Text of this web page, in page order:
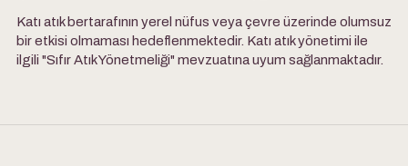
Katı atık bertarafının yerel nüfus veya çevre üzerinde olumsuz
bir etkisi olmaması hedeflenmektedir. Katı atık yönetimi ile
ilgili "Sıfır Atık Yönetmeliği" mevzuatına uyum sağlanmaktadır.